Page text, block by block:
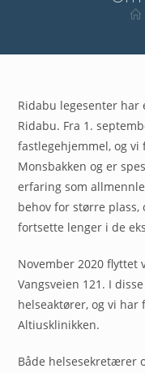
Ridabu legesenter har
Ridabu. Fra 1.
fastlegehjemmel, og vi
Monsbakken og er
erfaring som
behov for større plass,
fortsette lenger i de
November 2020 flyttet
Vangsveien 121. I
helseaktører, og vi
Altiusklinikken.
Både helsesekretærer